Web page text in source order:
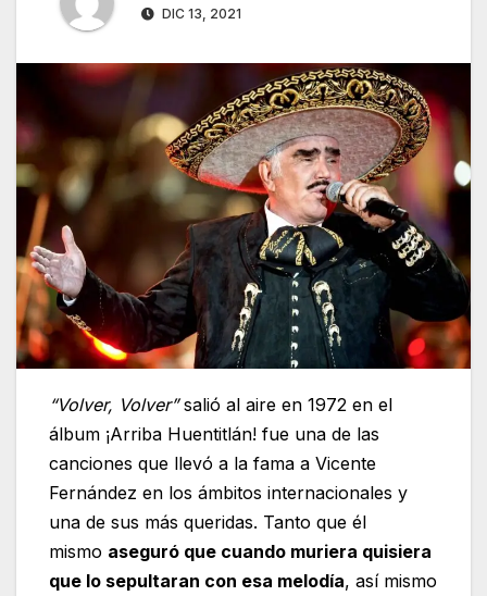
DIC 13, 2021
“Volver, Volver”salió al aire en 1972 en el
álbum ¡Arriba Huentitlán! fue una de las
canciones que llevó a la fama a Vicente
Fernández en los ámbitos internacionales y
una de sus más queridas. Tanto que él
mismo aseguró que cuando muriera quisiera
que lo sepultaran con esa melodía, así mismo